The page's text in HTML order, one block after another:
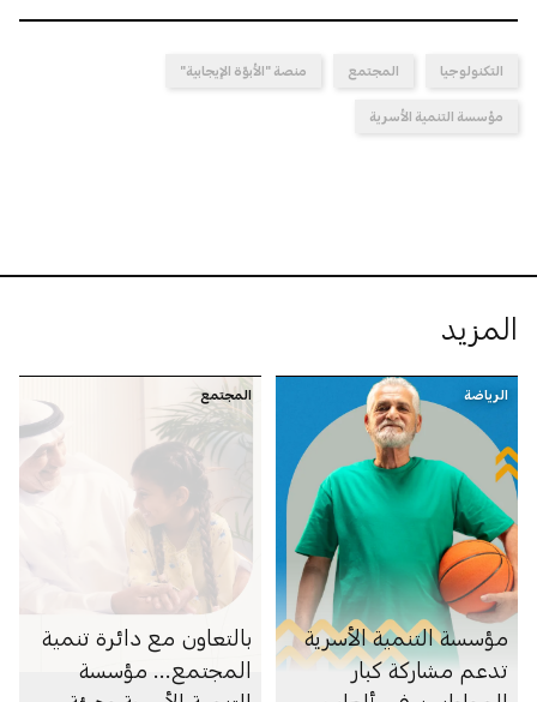
التكنولوجيا المجتمع منصة "الأبوّة الإيجابية"
مؤسسة التنمية الأسرية
المزيد
الرياضة
مؤسسة التنمية الأسرية
تدعم مشاركة كبار
المجتمع
بالتعاون مع دائرة تنمية
المجتمع... مؤسسة